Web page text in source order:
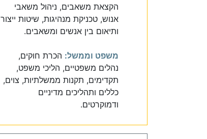
הקצאת משאבים, ניהול משאבי
אנוש, טכניקת מנהיגות, שיטות ייצור
ותיאום בין אנשים ומשאבים.
משפט וממשל: הכרת חוקים,
נהלים משפטיים, הליכי משפט,
תקדימים, תקנות ממשלתיות, צוים,
כללים ותהליכים מדיניים
ודמוקרטים.